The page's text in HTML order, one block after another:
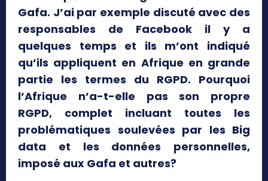
Gafa. J’ai par exemple discuté avec des
responsables de Facebook il y a
quelques temps et ils m’ont indiqué
qu’ils appliquent en Afrique en grande
partie les termes du RGPD. Pourquoi
l’Afrique n’a-t-elle pas son propre
RGPD, complet incluant toutes les
problématiques soulevées par les Big
data et les données personnelles,
imposé aux Gafa et autres?